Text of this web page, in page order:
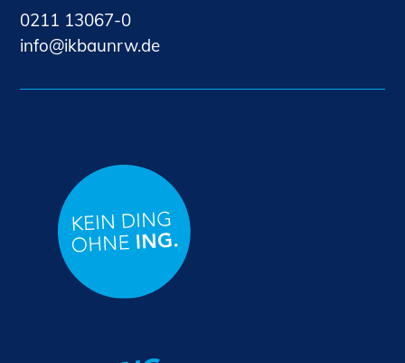
Qualifizierte Tragwerksplaner/-innen
Bauvorlageberechtigte
Sachkundige für Zustands- und
Funktionsprüfung privater
Ingenieurkammern
Büronachfolge
Zusatzqualifikationen
Geschützter Bereich
Informationen für Auftraggeber und
Verbraucher
0211 13067-0
nf
kb nrwd